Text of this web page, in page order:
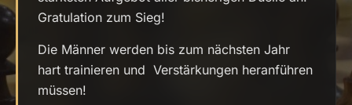
Gratulation zum Sieg!
Die Männer werden bis zum nächsten Jahr
hart trainieren und Verstärkungen heranführen
müssen!